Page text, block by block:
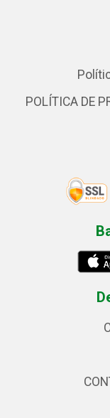
POLÍTICA DE